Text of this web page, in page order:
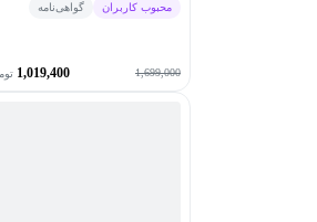
محبوب کاربران گواهی‌نامه
1,699,000
1,019,400